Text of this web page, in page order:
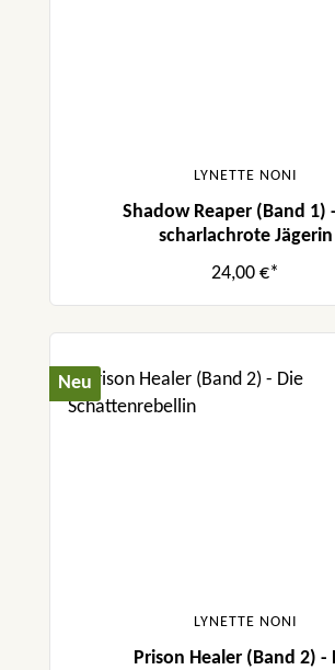
LYNETTE NONI
Shadow Reaper (Band 1)
scharlachrote Jägerin
24,00 €*
Neu
LYNETTE NONI
Prison Healer (Band 2) -